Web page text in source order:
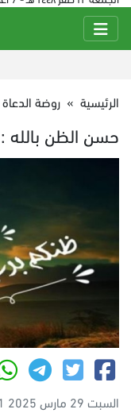
الرئيسية » روضة الدعاة
حسن الظن بالله :
السبت 29 مارس 2025 10:01 ص